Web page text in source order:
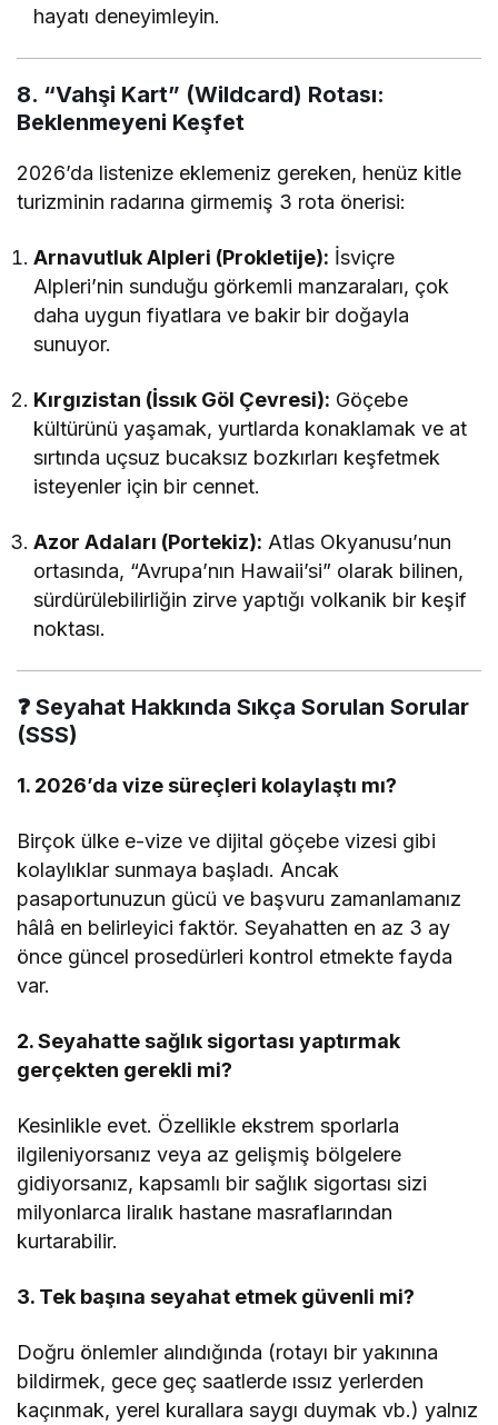
hayatı deneyimleyin.
8. “Vahşi Kart” (Wildcard) Rotası:
Beklenmeyeni Keşfet
2026’da listenize eklemeniz gereken, henüz kitle
turizminin radarına girmemiş 3 rota önerisi:
Arnavutluk Alpleri (Prokletije): İsviçre
Alpleri’nin sunduğu görkemli manzaraları, çok
daha uygun fiyatlara ve bakir bir doğayla
sunuyor.
Kırgızistan (İssık Göl Çevresi): Göçebe
kültürünü yaşamak, yurtlarda konaklamak ve at
sırtında uçsuz bucaksız bozkırları keşfetmek
isteyenler için bir cennet.
Azor Adaları (Portekiz): Atlas Okyanusu’nun
ortasında, “Avrupa’nın Hawaii’si” olarak bilinen,
sürdürülebilirliğin zirve yaptığı volkanik bir keşif
noktası.
❓ Seyahat Hakkında Sıkça Sorulan Sorular
(SSS)
1. 2026’da vize süreçleri kolaylaştı mı?
Birçok ülke e-vize ve dijital göçebe vizesi gibi
kolaylıklar sunmaya başladı. Ancak
pasaportunuzun gücü ve başvuru zamanlamanız
hâlâ en belirleyici faktör. Seyahatten en az 3 ay
önce güncel prosedürleri kontrol etmekte fayda
var.
2. Seyahatte sağlık sigortası yaptırmak
gerçekten gerekli mi?
Kesinlikle evet. Özellikle ekstrem sporlarla
ilgileniyorsanız veya az gelişmiş bölgelere
gidiyorsanız, kapsamlı bir sağlık sigortası sizi
milyonlarca liralık hastane masraflarından
kurtarabilir.
3. Tek başına seyahat etmek güvenli mi?
Doğru önlemler alındığında (rotayı bir yakınına
bildirmek, gece geç saatlerde ıssız yerlerden
kaçınmak, yerel kurallara saygı duymak vb.) yalnız